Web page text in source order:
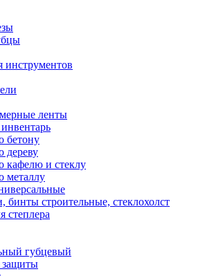
инструментов
ленты
бетону
дереву
кафелю и стеклу
металлу
бинты строительные, стеклохолст
степлера
губцевый
защиты